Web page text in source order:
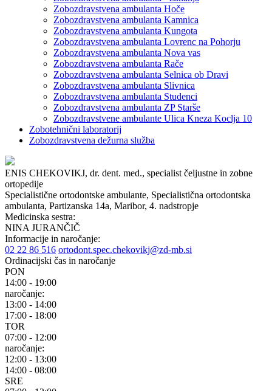
Zobozdravstvena ambulanta Hoče
Zobozdravstvena ambulanta Kamnica
Zobozdravstvena ambulanta Kungota
Zobozdravstvena ambulanta Lovrenc na Pohorju
Zobozdravstvena ambulanta Nova vas
Zobozdravstvena ambulanta Rače
Zobozdravstvena ambulanta Selnica ob Dravi
Zobozdravstvena ambulanta Slivnica
Zobozdravstvena ambulanta Studenci
Zobozdravstvena ambulanta ZP Starše
Zobozdravstvene ambulante Ulica Kneza Koclja 10
Zobotehnični laboratorij
Zobozdravstvena dežurna služba
ENIS CHEKOVIKJ, dr. dent. med., specialist čeljustne in zobne
ortopedije
Specialistične ortodontske ambulante, Specialistična ortodontska
ambulanta, Partizanska 14a, Maribor, 4. nadstropje
Medicinska sestra:
NINA JURANČIČ
Informacije in naročanje:
02 22 86 516 ortodont.spec.chekovikj@zd-mb.si
Ordinacijski čas in naročanje
PON
14:00 - 19:00
naročanje:
13:00 - 14:00
17:00 - 18:00
TOR
07:00 - 12:00
naročanje:
12:00 - 13:00
14:00 - 08:00
SRE